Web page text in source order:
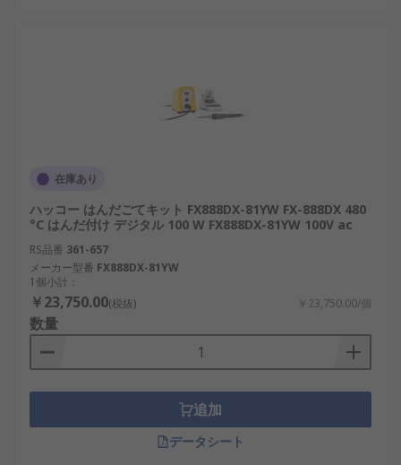
在庫あり
ハッコー はんだごてキット FX888DX-81YW FX-888DX 480
°C はんだ付け デジタル 100 W FX888DX-81YW 100V ac
RS品番 361-657
メーカー型番 FX888DX-81YW
1個小計：
￥23,750.00(税抜) ￥23,750.00/個
数量
追加
データシート